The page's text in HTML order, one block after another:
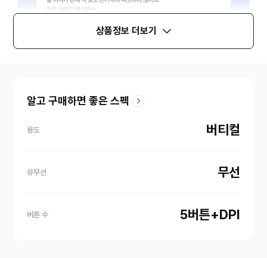
상품정보 더보기
알고 구매하면 좋은 스펙
용도 버티컬
유무선 무선
버튼 수 5버튼+DPI